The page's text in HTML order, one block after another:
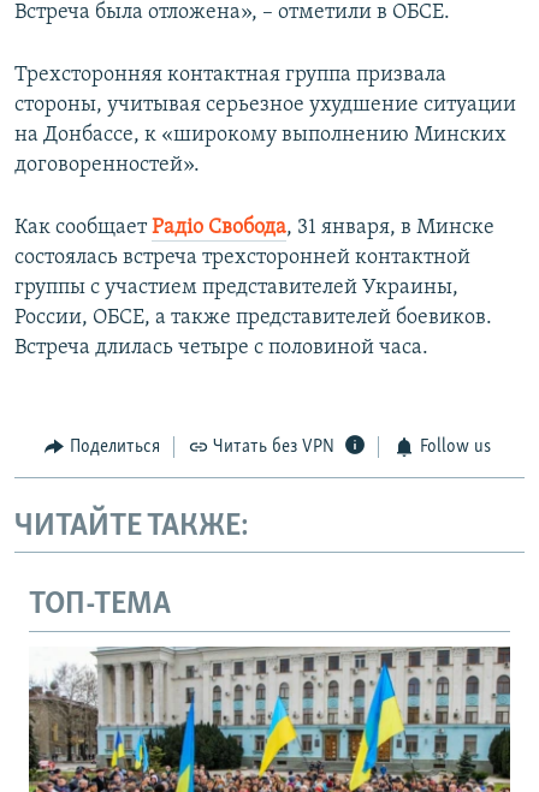
Встреча была отложена», – отметили в ОБСЕ.
Трехсторонняя контактная группа призвала
стороны, учитывая серьезное ухудшение ситуации
на Донбассе, к «широкому выполнению Минских
договоренностей».
Как сообщаетРадіо Свобода, 31 января, в Минске
состоялась встреча трехсторонней контактной
группы с участием представителей Украины,
России, ОБСЕ, а также представителей боевиков.
Встреча длилась четыре с половиной часа.
Поделиться Читать без VPN Follow us
ЧИТАЙТЕ ТАКЖЕ:
ТОП-ТЕМА